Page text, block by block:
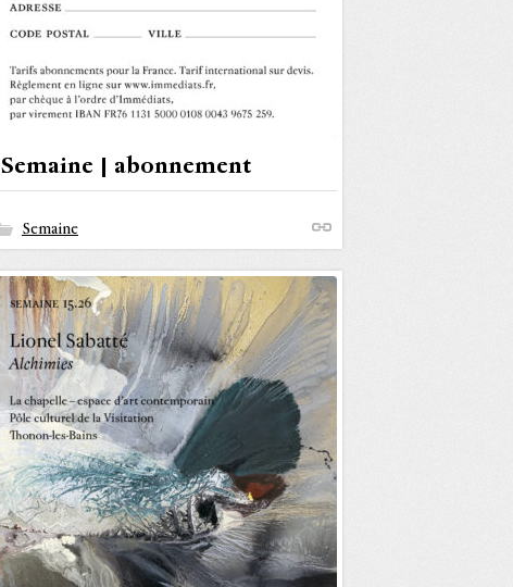
Semaine | abonnement
Semaine